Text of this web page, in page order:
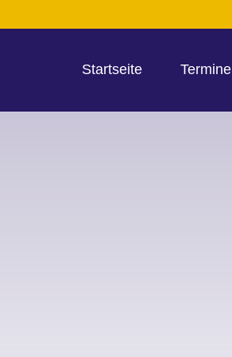
Startseite Termine